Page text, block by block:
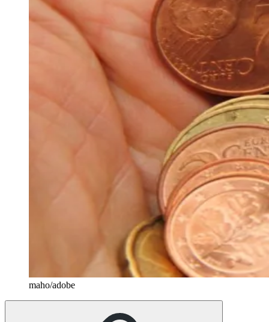
maho/adobe